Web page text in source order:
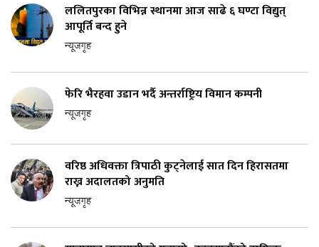
ललितपुरका विभिन्न स्थानमा आज साढे ६ घण्टा विद्युत्
आपूर्ति बन्द हुने
न्यूजगृह
फेरि भैरहवा उडान भर्दै अन्तर्राष्ट्रिय विमान कम्पनी
न्यूजगृह
वरिष्ठ अधिवक्ता त्रिपाठी कुट्नेलाई सात दिन हिरासतमा
राख्न अदालतको अनुमति
न्यूजगृह